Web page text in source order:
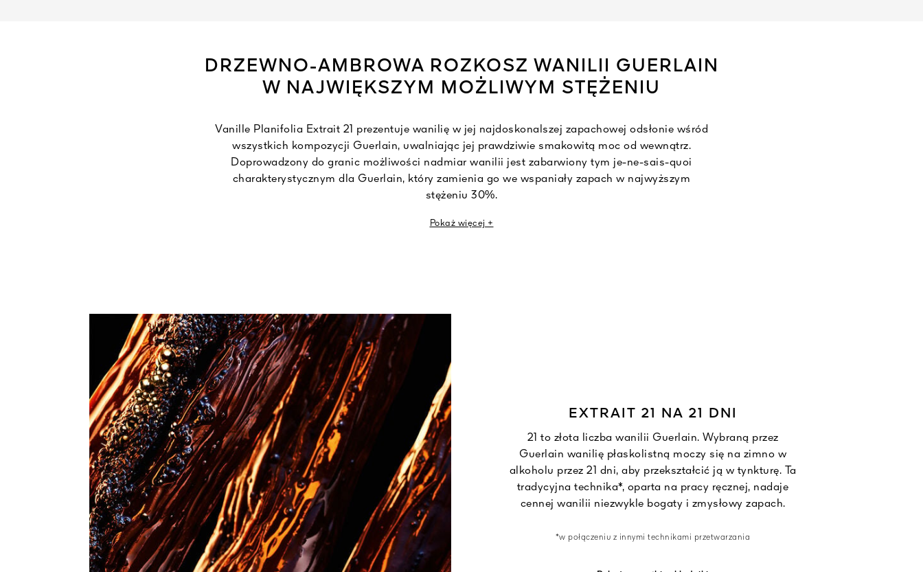
DRZEWNO-AMBROWA ROZKOSZ WANILII GUERLAIN
W NAJWIĘKSZYM MOŻLIWYM STĘŻENIU
Vanille Planifolia Extrait 21 prezentuje wanilię w jej najdoskonalszej zapachowej odsłonie wśród
wszystkich kompozycji Guerlain, uwalniając jej prawdziwie smakowitą moc od wewnątrz.
Doprowadzony do granic możliwości nadmiar wanilii jest zabarwiony tym je-ne-sais-quoi
charakterystycznym dla Guerlain, który zamienia go we wspaniały zapach w najwyższym
stężeniu 30%.
Perfumiarze Guerlain zwielokrotnili moc wanilii, podkreślając ją nutami korzennymi. W bazie
kultowej kompozycji Domu, czyli Guerlinade, podkreślając sześć zawartych w niej surowców i
odkrywając złotą liczbę każdego z nich.
Pokaż więcej +
EXTRAIT 21 NA 21 DNI
21 to złota liczba wanilii Guerlain. Wybraną przez
Guerlain wanilię płaskolistną moczy się na zimno w
alkoholu przez 21 dni, aby przekształcić ją w tynkturę. Ta
tradycyjna technika*, oparta na pracy ręcznej, nadaje
cennej wanilii niezwykle bogaty i zmysłowy zapach.
*w połączeniu z innymi technikami przetwarzania